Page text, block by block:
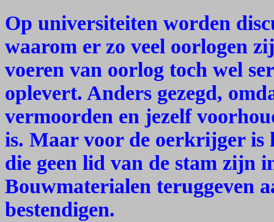
Op universiteiten worden
waarom er zo veel oorlogen
voeren van oorlog toch wel
oplevert. Anders gezegd,
vermoorden en jezelf
is. Maar voor de oerkrijger is
die geen lid van de stam zijn
Bouwmaterialen teruggeven
bestendigen.